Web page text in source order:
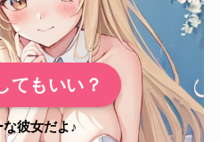
てもいい？
彼女だよ♪